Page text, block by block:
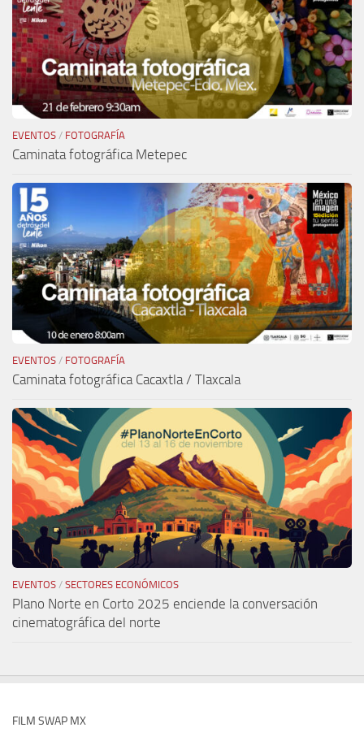
EVENTOS / FOTOGRAFÍA
Caminata fotográfica Metepec
EVENTOS / FOTOGRAFÍA
Caminata fotográfica Cacaxtla / Tlaxcala
EVENTOS / SECTORES ECONÓMICOS
Plano Norte en Corto 2025 enciende la conversación
cinematográfica del norte
FILM SWAP MX